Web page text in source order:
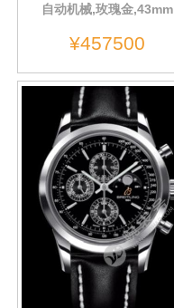
自动机械,玫瑰金,43mm
¥457500